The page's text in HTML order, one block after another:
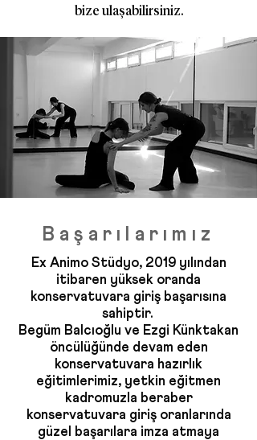
bize ulaşabilirsiniz.
Başarılarımız
Ex Animo Stüdyo, 2019 yılından
itibaren yüksek oranda
konservatuvara giriş başarısına
sahiptir.
Begüm Balcıoğlu ve Ezgi Künktakan
öncülüğünde devam eden
konservatuvara hazırlık
eğitimlerimiz, yetkin eğitmen
kadromuzla beraber
konservatuvara giriş oranlarında
güzel başarılara imza atmaya